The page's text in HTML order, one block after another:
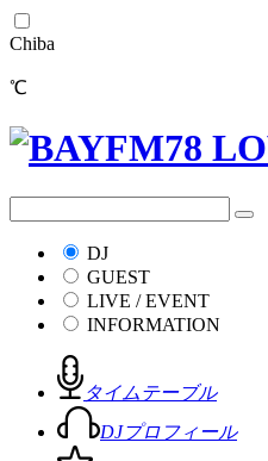
Chiba
℃
DJ
GUEST
LIVE / EVENT
INFORMATION
タイムテーブル
DJプロフィール